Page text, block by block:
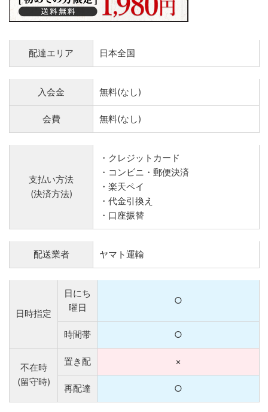
配達エリア 日本全国
入会金 無料(なし)
会費 無料(なし)
支払い方法
(決済方法)
・クレジットカード
・コンビニ・郵便決済
・楽天ペイ
・代金引換え
・口座振替
配送業者 ヤマト運輸
日時指定
日にち
曜日
○
時間帯 ○
不在時
(留守時)
置き配 ×
再配達 ○